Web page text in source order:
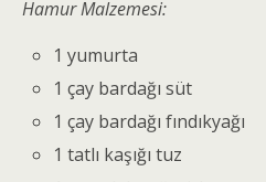
Hamur Malzemesi:
1 yumurta
1 çay bardağı süt
1 çay bardağı fındıkyağı
1 tatlı kaşığı tuz